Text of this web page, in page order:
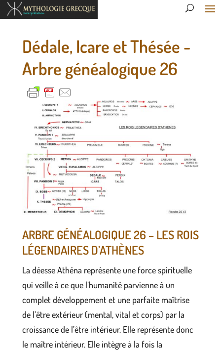
Dédale, Icare et Thésée -
Arbre généalogique 26
ARBRE GÉNÉALOGIQUE 26 – LES ROIS
LÉGENDAIRES D’ATHÈNES
La déesse Athéna représente une force spirituelle
qui veille à ce que l’humanité parvienne à un
complet développement et une parfaite maîtrise
de l’être extérieur (mental, vital et corps) par la
croissance de l’être intérieur. Elle représente donc
le maître intérieur. Elle intègre à la fois la